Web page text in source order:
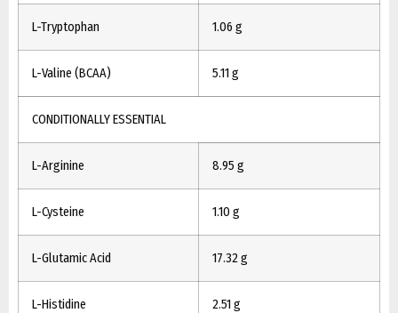
L-Tryptophan 1.06 g
L-Valine (BCAA) 5.11 g
CONDITIONALLY ESSENTIAL
L-Arginine 8.95 g
L-Cysteine 1.10 g
L-Glutamic Acid 17.32 g
L-Histidine 2.51 g